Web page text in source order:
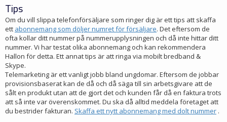
Tips
Om du vill slippa telefonförsäljare som ringer dig är ett tips att skaffa
ett abonnemang som döljer numret för försäljare. Det eftersom de
ofta kollar ditt nummer på nummerupplysningen och då inte hittar ditt
nummer. Vi har testat olika abonnemang och kan rekommendera
Hallon för detta. Ett annat tips är att ringa via mobilt bredband &
Skype.
Telemarketing är ett vanligt jobb bland ungdomar. Eftersom de jobbar
provisionsbaserat kan de då och då säga till sin arbetsgivare att de
sålt en produkt utan att de gjort det och kunden får då en faktura trots
att så inte var överenskommet. Du ska då alltid meddela företaget att
du bestrider fakturan. Skaffa ett nytt abonnemang med dolt nummer .